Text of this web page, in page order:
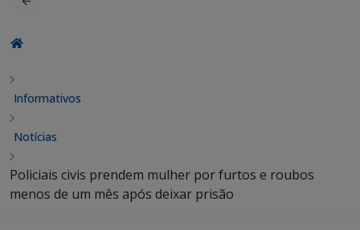
Informativos
Notícias
Policiais civis prendem mulher por furtos e roubos
menos de um mês após deixar prisão